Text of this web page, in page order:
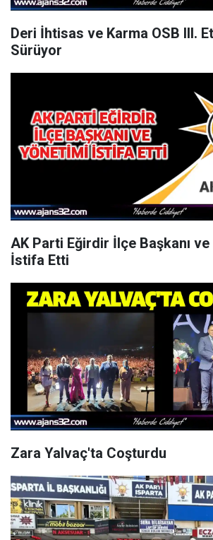
Deri İhtisas ve Karma OSB III.
Sürüyor
AK Parti Eğirdir İlçe Başkanı
İstifa Etti
Zara Yalvaç'ta Coşturdu